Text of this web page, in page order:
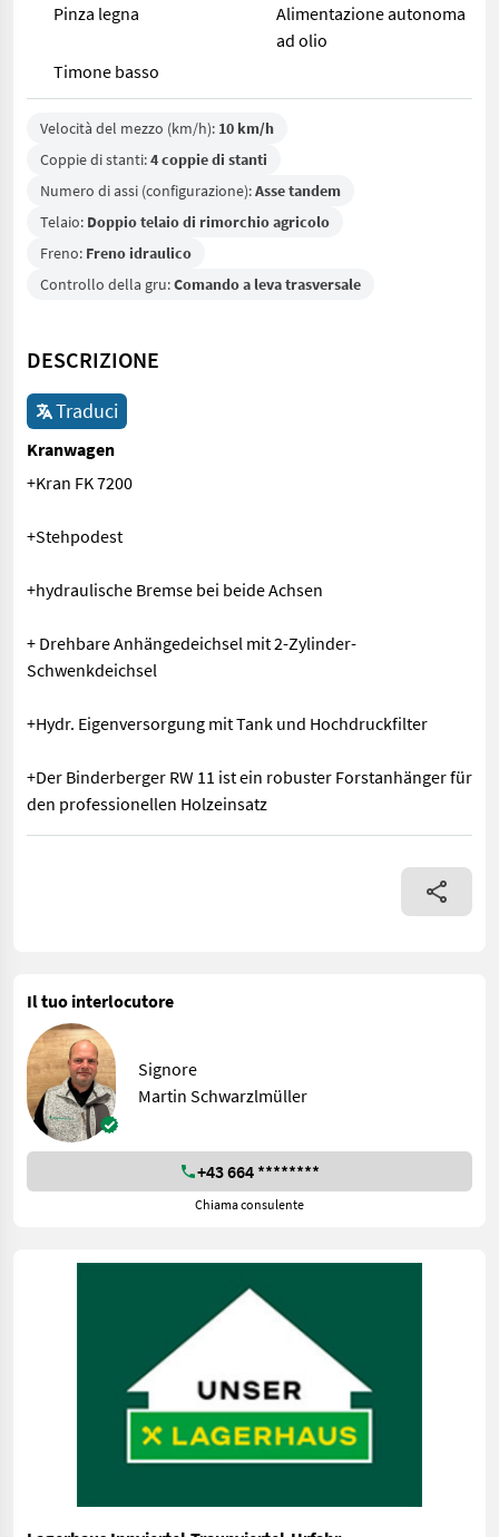
Pinza legna
Alimentazione autonoma
ad olio
Timone basso
Velocità del mezzo (km/h): 10 km/h
Coppie di stanti:4 coppie di stanti
Numero di assi (configurazione):Asse tandem
Telaio: Doppio telaio di rimorchio agricolo
Freno: Freno idraulico
Controllo della gru:Comando a leva trasversale
DESCRIZIONE
Traduci
Kranwagen
+Kran FK 7200
+Stehpodest
+hydraulische Bremse bei beide Achsen
+ Drehbare Anhängedeichsel mit 2-Zylinder-
Schwenkdeichsel
+Hydr. Eigenversorgung mit Tank und Hochdruckfilter
+Der Binderberger RW 11 ist ein robuster Forstanhänger für
den professionellen Holzeinsatz
+Kran FK 7200 +Stehpodest +hydraulische Bremse bei beide
Il tuo interlocutore
Signore
Martin Schwarzlmüller
+43 664 ********
Chiama consulente